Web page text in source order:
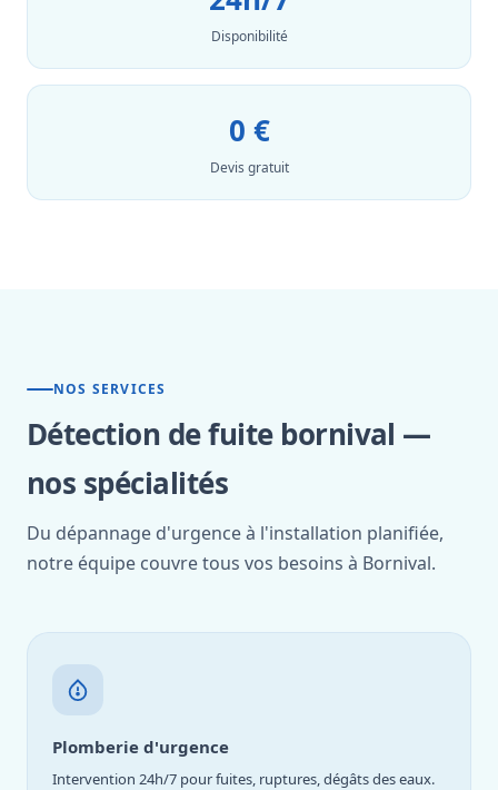
Disponibilité
0 €
Devis gratuit
NOS SERVICES
Détection de fuite bornival —
nos spécialités
Du dépannage d'urgence à l'installation planifiée,
notre équipe couvre tous vos besoins à Bornival.
Plomberie d'urgence
Intervention 24h/7 pour fuites, ruptures, dégâts des eaux.